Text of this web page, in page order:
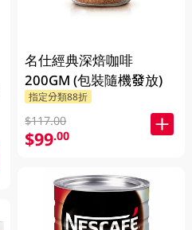
名仕經典深焙咖啡
200GM (包裝隨機發放)
指定分類88折
$117.00
$99.00